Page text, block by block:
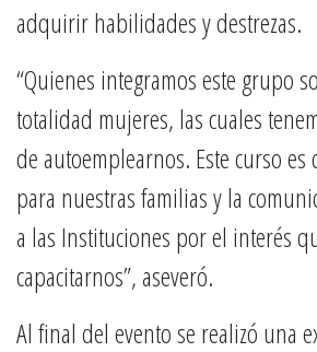
adquirir habilidades y destrezas.
“Quienes integramos este grupo
totalidad mujeres, las cuales
de autoemplearnos. Este curso
para nuestras familias y la
a las Instituciones por el interés
capacitarnos”, aseveró.
Al final del evento se realizó una